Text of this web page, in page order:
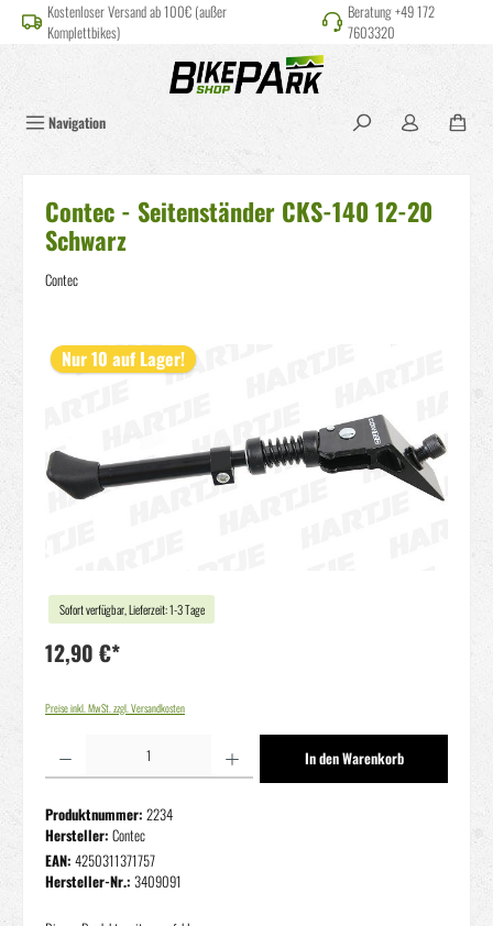
springenKostenloser Versand ab 100€ (außer
Komplettbikes)
Beratung +49 172
7603320
Navigation
Contec - Seitenständer CKS-140 12-20
Schwarz
Contec
Bildergalerie überspringen
Nur 10 auf Lager!
Sofort verfügbar, Lieferzeit: 1-3 Tage
12,90 €*
Preise inkl. MwSt. zzgl. Versandkosten
In den Warenkorb
Produktnummer: 2234
Hersteller: Contec
EAN: 4250311371757
Hersteller-Nr.: 3409091